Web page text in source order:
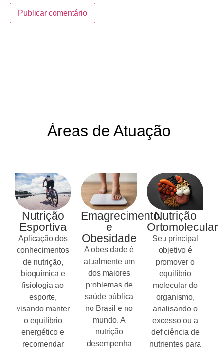
Áreas de Atuação
Nutrição
Esportiva
Aplicação dos
conhecimentos
de nutrição,
bioquímica e
fisiologia ao
esporte,
visando manter
o equilíbrio
energético e
recomendar
Emagrecimento
e
Obesidade
A obesidade é
atualmente um
dos maiores
problemas de
saúde pública
no Brasil e no
mundo. A
nutrição
desempenha
Nutrição
Ortomolecular
Seu principal
objetivo é
promover o
equilíbrio
molecular do
organismo,
analisando o
excesso ou a
deficiência de
nutrientes para